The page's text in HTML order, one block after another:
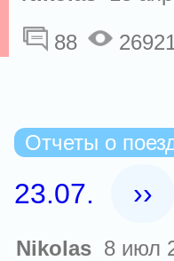
88
Отчеты о
23.07.
››
Nikolas 8 июл